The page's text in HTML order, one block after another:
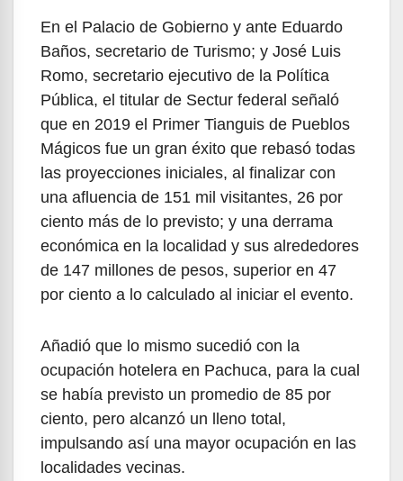
En el Palacio de Gobierno y ante Eduardo
Baños, secretario de Turismo; y José Luis
Romo, secretario ejecutivo de la Política
Pública, el titular de Sectur federal señaló
que en 2019 el Primer Tianguis de Pueblos
Mágicos fue un gran éxito que rebasó todas
las proyecciones iniciales, al finalizar con
una afluencia de 151 mil visitantes, 26 por
ciento más de lo previsto; y una derrama
económica en la localidad y sus alrededores
de 147 millones de pesos, superior en 47
por ciento a lo calculado al iniciar el evento.
Añadió que lo mismo sucedió con la
ocupación hotelera en Pachuca, para la cual
se había previsto un promedio de 85 por
ciento, pero alcanzó un lleno total,
impulsando así una mayor ocupación en las
localidades vecinas.